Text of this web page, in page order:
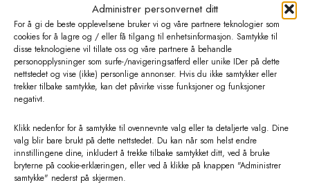
Administrer personvernet ditt
For å gi de beste opplevelsene bruker vi og våre partnere teknologier som
cookies for å lagre og / eller få tilgang til enhetsinformasjon. Samtykke til
disse teknologiene vil tillate oss og våre partnere å behandle
personopplysninger som surfe-/navigeringsatferd eller unike IDer på dette
nettstedet og vise (ikke) personlige annonser. Hvis du ikke samtykker eller
trekker tilbake samtykke, kan det påvirke visse funksjoner og funksjoner
negativt.
Klikk nedenfor for å samtykke til ovennevnte valg eller ta detaljerte valg. Dine
valg blir bare brukt på dette nettstedet. Du kan når som helst endre
innstillingene dine, inkludert å trekke tilbake samtykket ditt, ved å bruke
bryterne på cookie-erklæringen, eller ved å klikke på knappen "Administrer
samtykke" nederst på skjermen.
fleksibel sonde
kr 162,40 eks. MVA